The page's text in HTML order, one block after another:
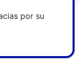
su campaña por
por su